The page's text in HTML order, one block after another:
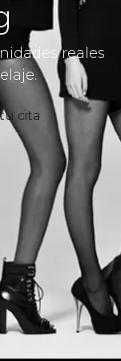
reales
cita